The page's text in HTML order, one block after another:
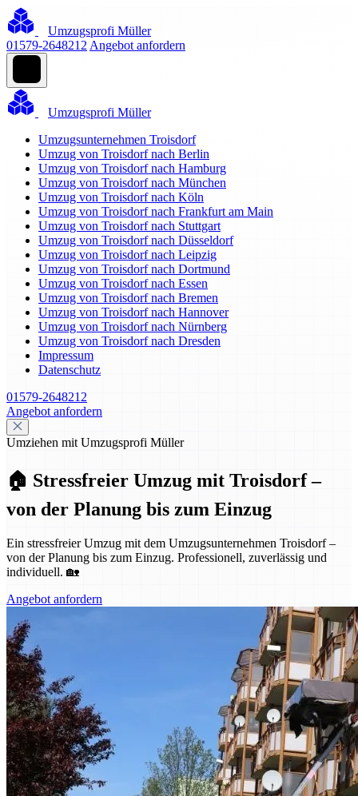
Umzugsprofi Müller
01579-2648212 Angebot anfordern
Umzugsprofi Müller
Umzugsunternehmen Troisdorf
Umzug von Troisdorf nach Berlin
Umzug von Troisdorf nach Hamburg
Umzug von Troisdorf nach München
Umzug von Troisdorf nach Köln
Umzug von Troisdorf nach Frankfurt am Main
Umzug von Troisdorf nach Stuttgart
Umzug von Troisdorf nach Düsseldorf
Umzug von Troisdorf nach Leipzig
Umzug von Troisdorf nach Dortmund
Umzug von Troisdorf nach Essen
Umzug von Troisdorf nach Bremen
Umzug von Troisdorf nach Hannover
Umzug von Troisdorf nach Nürnberg
Umzug von Troisdorf nach Dresden
Impressum
Datenschutz
01579-2648212
Angebot anfordern
Umziehen mit Umzugsprofi Müller
🏠 Stressfreier Umzug mit Troisdorf –
von der Planung bis zum Einzug
Ein stressfreier Umzug mit dem Umzugsunternehmen Troisdorf –
von der Planung bis zum Einzug. Professionell, zuverlässig und
individuell. 🏡
Angebot anfordern